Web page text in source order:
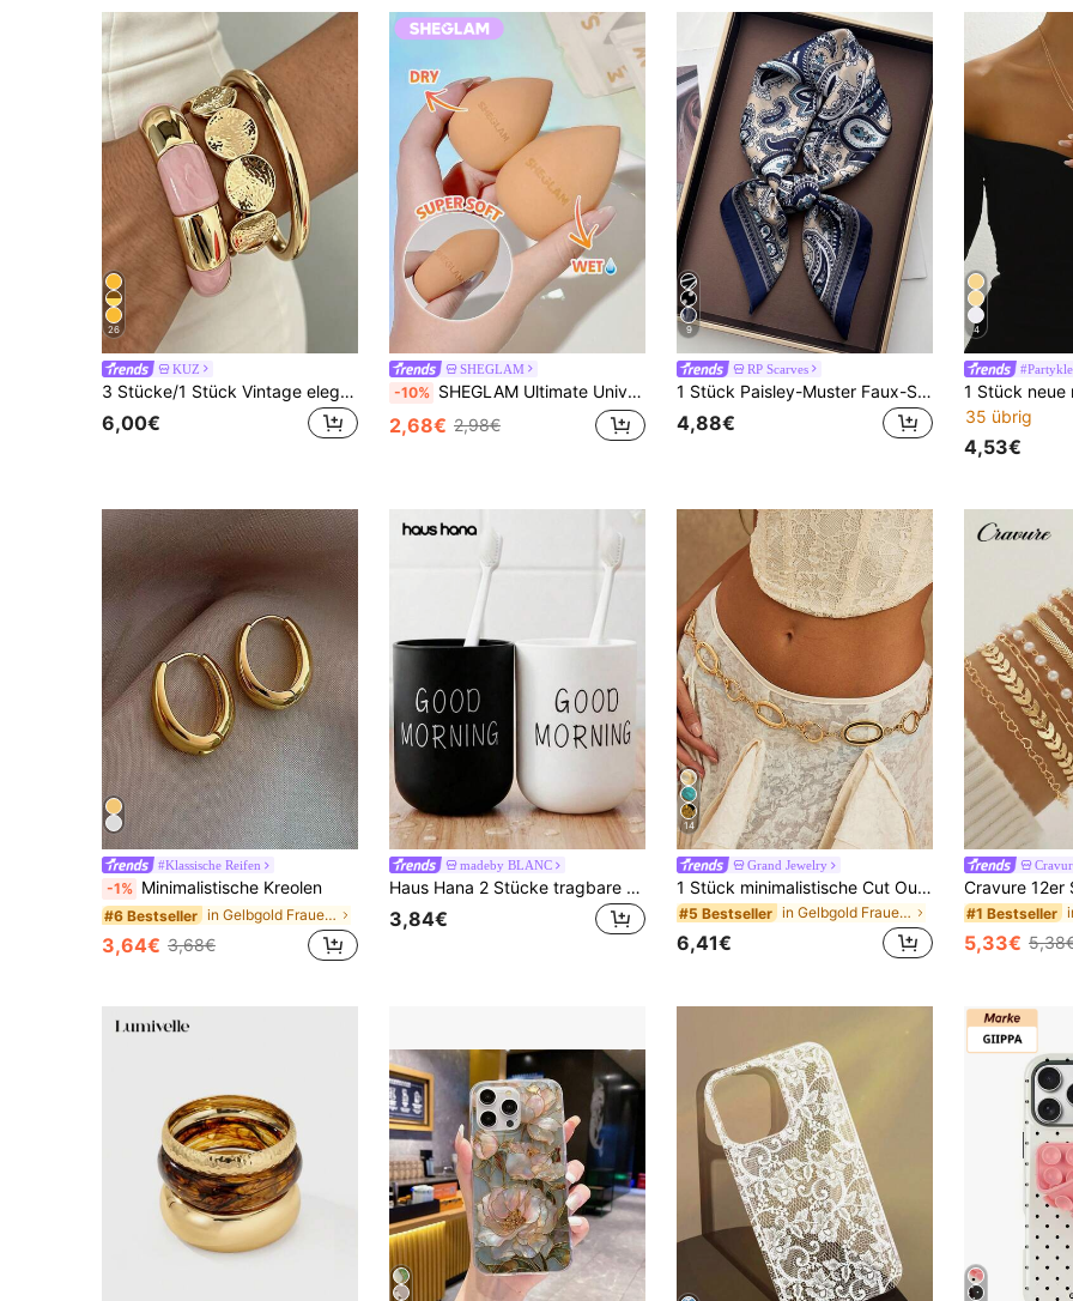
26
KUZ
3 Stücke/1 Stück Vintage eleganter böhmischer Stil Damen rosa Acryl Perlen elastisches Armband, geeignet für den täglichen Gebrauch, Partys und Urlaubsoutfits von Frauen, kann gestapelt und als Geschenk verschenkt werden
6,00€
SHEGLAM
-10% SHEGLAM Ultimate Universeller Beauty Schwamm Marken-SchöNheit Kosmetik Make-Up FüR Frauen Und MäDchen
2,68€ 2,98€
9
RP Scarves
1 Stück Paisley-Muster Faux-Seide Bandana, vielseitiger Unisex Halstuch, Stirnband, Haarzubehör
4,88€
4
35 übrig
4,53€
#Klassische Reifen
-1% Minimalistische Kreolen
#6 Bestseller in Gelbgold Frauen Creolen
3,64€ 3,68€
madeby BLANC
Haus Hana 2 Stücke tragbare Mundspülbecher aus Kunststoff, Zahnbürstenhalter für Zuhause und Hotel, Badezimmer Zubehör Aufbewahrungsbecher, Heim-Badezimmer Dekoration, Herbstdekoration, Schulanfang
3,84€
14
Grand Jewelry
1 Stück minimalistische Cut Out Metallkreis-Taillenkette, modische geometrische Taillengürtel-Körperkette, geeignet für alle Anlässe, großartige Geschenkwahl, Y2K-Ästhetik
#5 Bestseller in Gelbgold Frauen Körperketten
6,41€
#1 Bestseller
5,33€